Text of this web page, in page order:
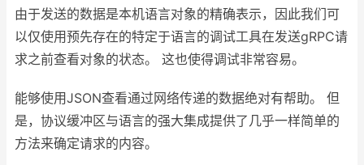
由于发送的数据是本机语言对象的精确表示，因此我们可
以仅使用预先存在的特定于语言的调试工具在发送gRPC请
求之前查看对象的状态。 这也使得调试非常容易。
能够使用JSON查看通过网络传递的数据绝对有帮助。 但
是，协议缓冲区与语言的强大集成提供了几乎一样简单的
方法来确定请求的内容。